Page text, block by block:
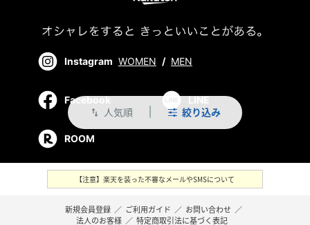
swap_vert 人気順 絞り込み
Instagram WOMEN / MEN
Facebook LINE
ROOM
【注意】楽天を装った不審なメールやSMSについて
新規会員登録 ／ ご利用ガイド ／ お問い合わせ ／
法人のお客様 ／ 特定商取引法に基づく表記